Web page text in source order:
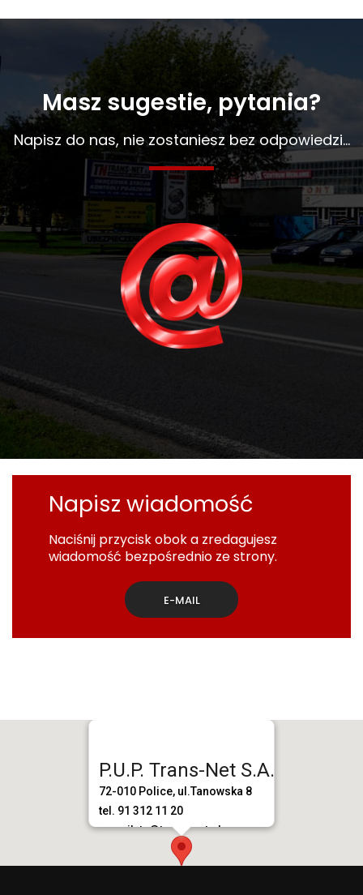
Masz sugestie, pytania?
Napisz do nas, nie zostaniesz bez odpowiedzi...
Napisz wiadomość
Naciśnij przycisk obok a zredagujesz
wiadomość bezpośrednio ze strony.
E-MAIL
P.U.P. Trans-Net S.A.
72-010 Police, ul.Tanowska 8
tel. 91 312 11 20
e-mail. tn@trans-net.pl